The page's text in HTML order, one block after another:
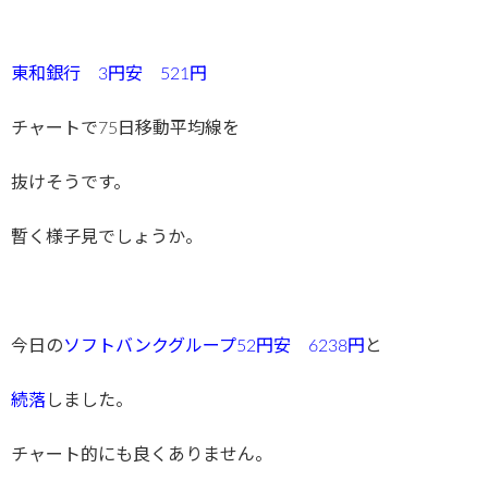
東和銀行 3円安 521円
チャートで75日移動平均線を
抜けそうです。
暫く様子見でしょうか。
今日のソフトバンクグループ52円安 6238円 と
続落しました。
チャート的にも良くありません。